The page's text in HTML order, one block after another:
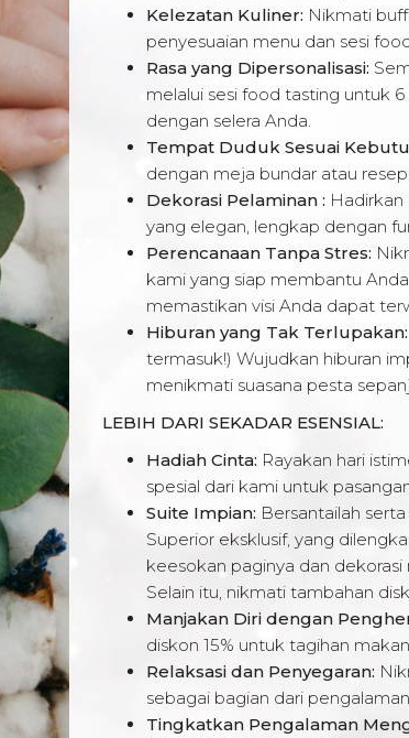
Kelezatan Kuliner: Nikmati
penyesuaian menu dan sesi
Rasa yang Dipersonalisasi:
melalui sesi food tasting untuk
dengan selera Anda.
Tempat Duduk Sesuai
dengan meja bundar atau
Dekorasi Pelaminan :
yang elegan, lengkap dengan
Perencanaan Tanpa Stres:
kami yang siap membantu
memastikan visi Anda dapat
Hiburan yang Tak Terlupakan:
termasuk!) Wujudkan hiburan
menikmati suasana pesta
LEBIH DARI SEKADAR ESENSIAL:
Hadiah Cinta: Rayakan hari
spesial dari kami untuk
Suite Impian: Bersantailah
Superior eksklusif, yang
keesokan paginya dan
Selain itu, nikmati tambahan
Manjakan Diri dengan
diskon 15% untuk tagihan
Relaksasi dan Penyegaran:
sebagai bagian dari
Tingkatkan Pengalaman